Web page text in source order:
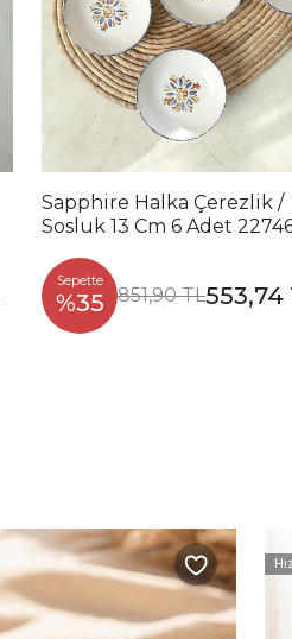
Sapphire Halka Çerezlik /
Sosluk 13 Cm 6 Adet
Sepette
%35 851,90 TL553,74